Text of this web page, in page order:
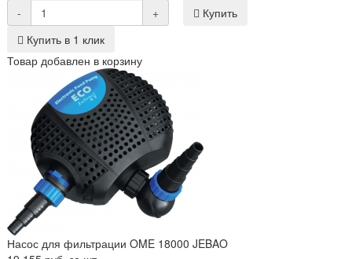
-
+
Купить
Купить в 1 клик
Товар добавлен в корзину
Насос для фильтрации OME 18000 JEBAO